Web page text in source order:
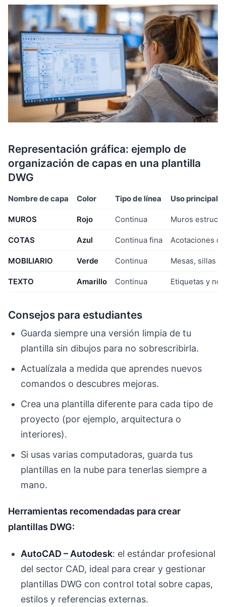
Representación gráfica: ejemplo de
organización de capas en una plantilla
DWG
Nombre de capa Color Tipo de línea Uso principal
MUROS Rojo Continua Muros
COTAS Azul Continua fina Acotaciones
MOBILIARIO Verde Continua Mesas, sillas y
TEXTO Amarillo Continua Etiquetas y
Consejos para estudiantes
Guarda siempre una versión limpia de tu
plantilla sin dibujos para no sobrescribirla.
Actualízala a medida que aprendes nuevos
comandos o descubres mejoras.
Crea una plantilla diferente para cada tipo de
proyecto (por ejemplo, arquitectura o
interiores).
Si usas varias computadoras, guarda tus
plantillas en la nube para tenerlas siempre a
mano.
Herramientas recomendadas para crear
plantillas DWG:
AutoCAD – Autodesk: el estándar profesional
del sector CAD, ideal para crear y gestionar
plantillas DWG con control total sobre capas,
estilos y referencias externas.